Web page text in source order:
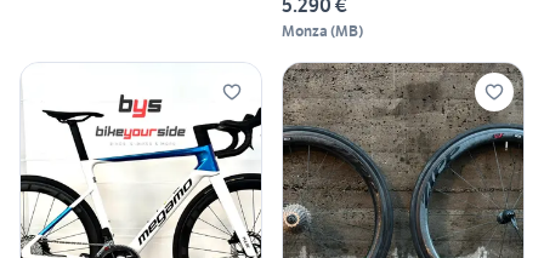
5.290 €
Monza (MB)